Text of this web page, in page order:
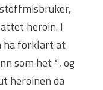
heroin. I
ha forklart at
som het *, og
heroinen da